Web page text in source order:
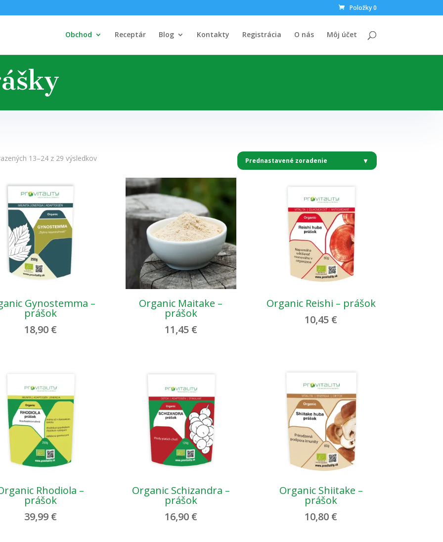
Položky 0
Obchod Receptár Blog Kontakty Registrácia O nás Môj účet
13–24 z 29 výsledkov
Gynostemma –
prášok
18,90 €
Organic Maitake –
prášok
11,45 €
Organic Reishi – prášok
10,45 €
Rhodiola –
prášok
39,99 €
Organic Schizandra –
prášok
16,90 €
Organic Shiitake –
prášok
10,80 €